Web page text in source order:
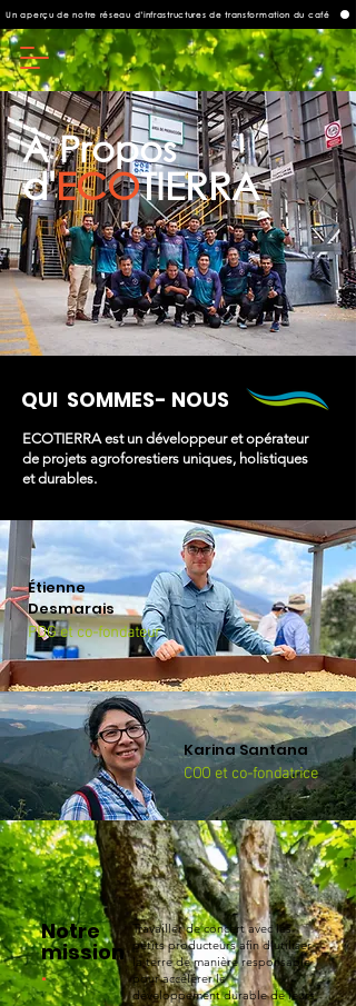
Un aperçu de notre réseau d’infrastructures de transformation du café
À Propos
d'ECOTIERRA
QUI SOMMES- NOUS
ECOTIERRA est un développeur et opérateur
de projets agroforestiers uniques, holistiques
et durables.
Étienne
Desmarais
PDG et co-fondateur
Karina Santana
COO et co-fondatrice
Notre
mission
.
Travailler de concert avec les
petits producteurs afin d’utiliser
la terre de manière responsable
pour accélérer le
développement durable de leurs